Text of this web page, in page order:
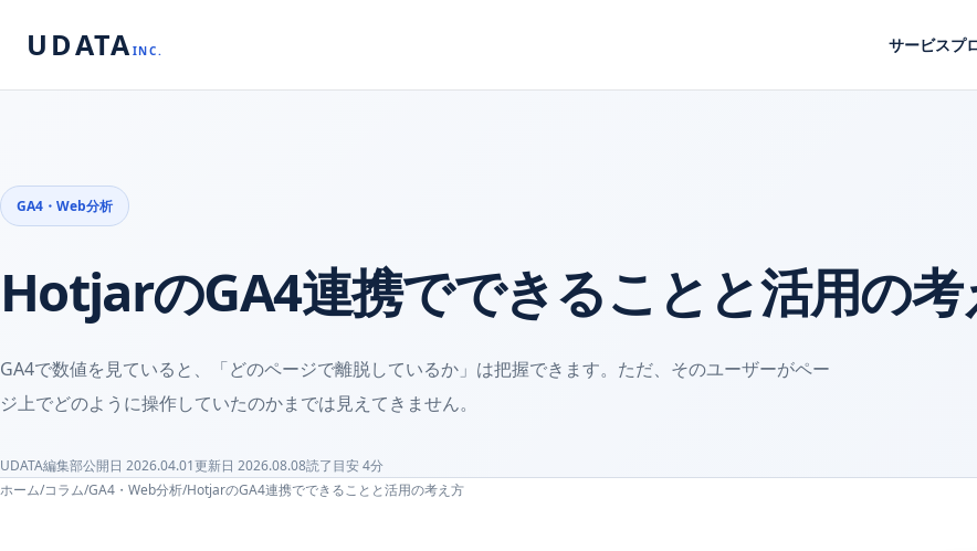
UDATA INC. サービスプ
GA4・Web分析
HotjarのGA4連携でできることと活用の考
GA4で数値を見ていると、「どのページで離脱しているか」は把握できます。ただ、そのユーザーがペー
ジ上でどのように操作していたのかまでは見えてきません。
UDATA編集部公開日 2026.04.01更新日 2026.08.08読了目安4分
ホーム/コラム/GA4・Web分析/HotjarのGA4連携でできることと活用の考え方